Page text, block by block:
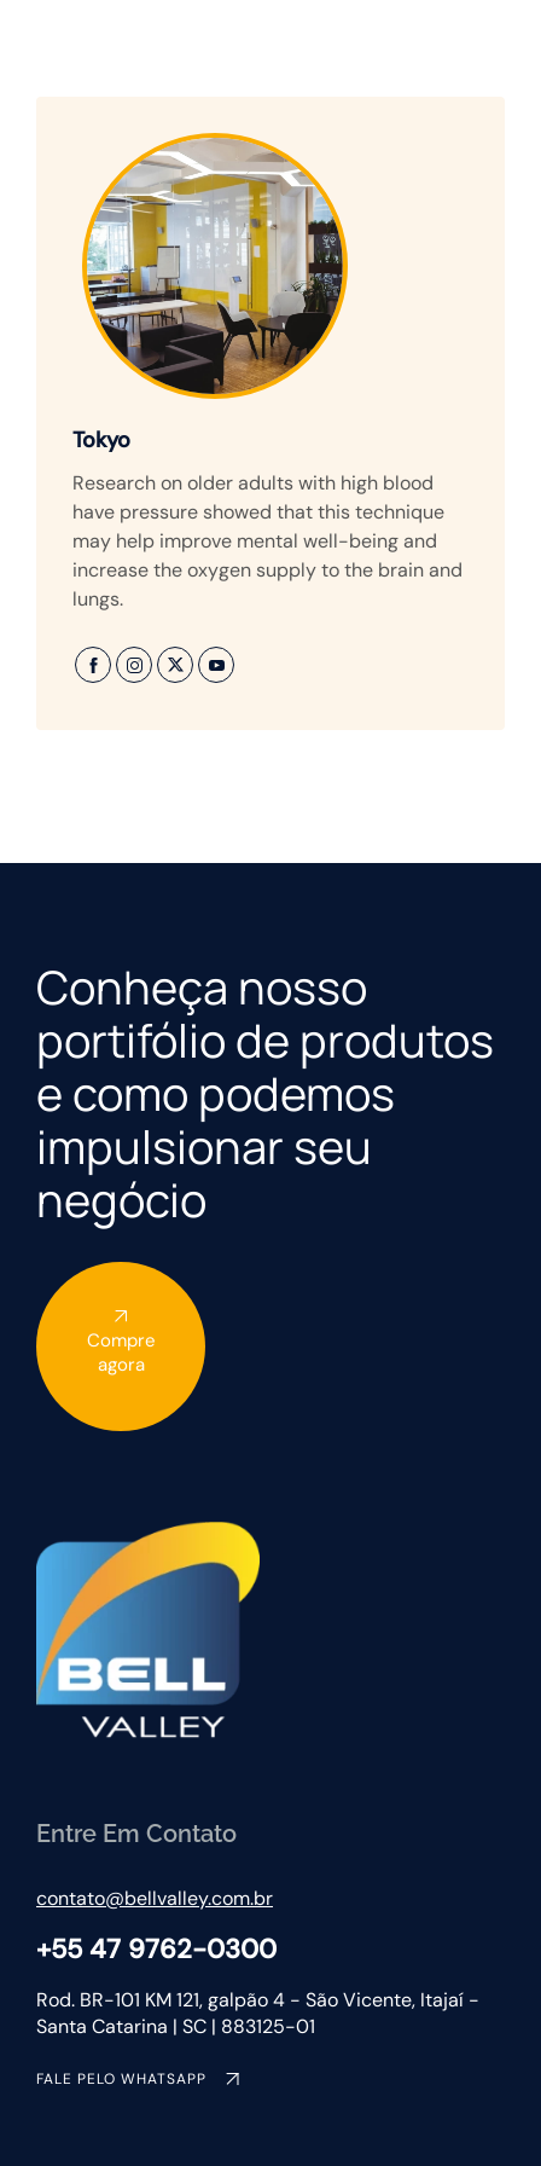
Tokyo
Research on older adults with high blood
have pressure showed that this technique
may help improve mental well-being and
increase the oxygen supply to the brain and
lungs.
Conheça nosso
portifólio de produtos
e como podemos
impulsionar seu
negócio
Compre
agora
Entre Em Contato
Rod. BR-101 KM 121, galpão 4 - São Vicente, Itajaí -
Santa Catarina | SC | 883125-01
+55 47 9762-0300
contato@bellvalley.com.br
FALE PELO WHATSAPP